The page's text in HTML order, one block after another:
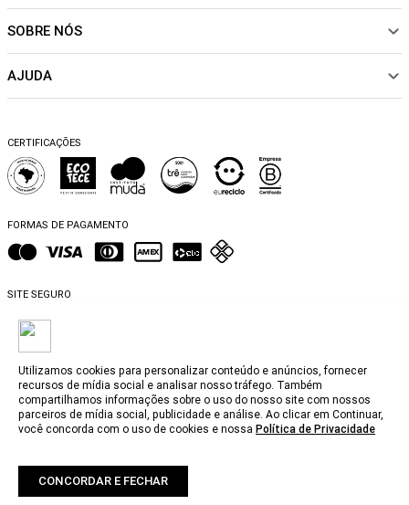
Utilizamos cookies para personalizar conteúdo e anúncios, fornecer
recursos de mídia social e analisar nosso tráfego. Também
compartilhamos informações sobre o uso do nosso site com nossos
parceiros de mídia social, publicidade e análise. Ao clicar em Continuar,
você concorda com o uso de cookies e nossa Política de Privacidade
CONCORDAR E FECHAR
CALÇADOS
SALE
Sobre Nós
Sustentabilidade
Trocas e Devoluções
Perguntas Frequentes
Blog
SOBRE NÓS
Política de pagamento
AJUDA
Dicas de cuidados
Falar no WhatsApp
CERTIFICAÇÕES
FORMAS DE PAGAMENTO
SITE SEGURO
@2025, MyBasic.com.br.
CNPJ. 15.242.804/0001-74 Rua Groenlândia, 1446 - Jardim América, São Paulo -
vetada a sua reprodução, total ou parcial.